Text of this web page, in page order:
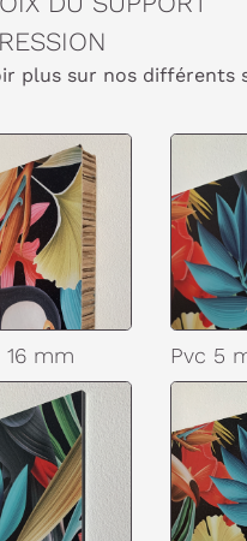
plus sur nos différents
mm Pvc 5